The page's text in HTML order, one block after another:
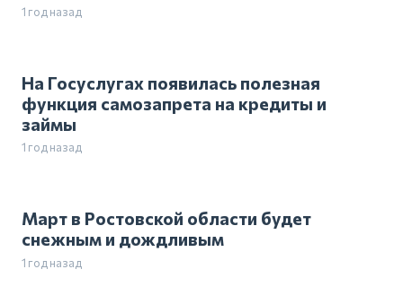
1 год назад
На Госуслугах появилась полезная
функция самозапрета на кредиты и
займы
1 год назад
Март в Ростовской области будет
снежным и дождливым
1 год назад